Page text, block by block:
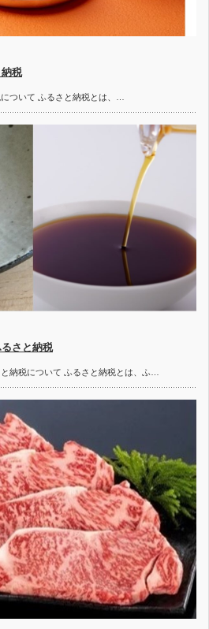
税
ついて ふるさと納税とは、…
さと納税
納税について ふるさと納税とは、ふ…